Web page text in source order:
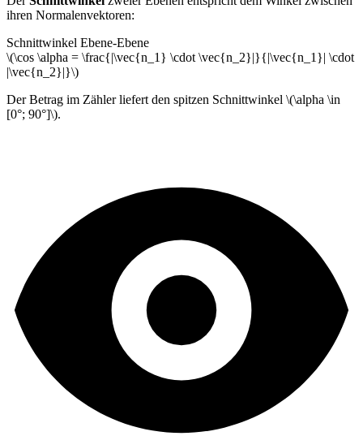
ihren Normalenvektoren:
Schnittwinkel Ebene-Ebene
\(\cos \alpha = \frac{|\vec{n_1} \cdot \vec{n_2}|}{|\vec{n_1}| \cdot
|\vec{n_2}|}\)
Der Betrag im Zähler liefert den spitzen Schnittwinkel \(\alpha \in
[0°; 90°]\).